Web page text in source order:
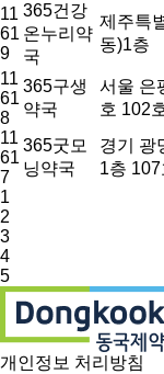
11
61
9
365건강
온누리약
국
제주특
동)1층
11
61
8
365구생
약국
서울 은
호 102
11
61
7
365굿모
닝약국
경기 광
1층 107
1
2
3
4
5
개인정보 처리방침